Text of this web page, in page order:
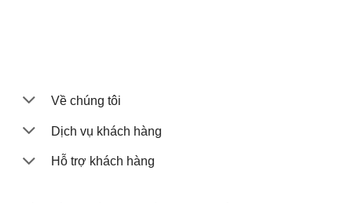
Về chúng tôi
Dịch vụ khách hàng
Hỗ trợ khách hàng